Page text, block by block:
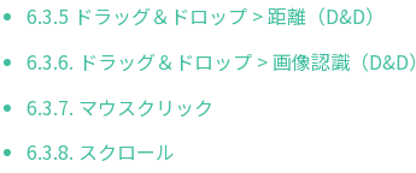
6.3.5 ドラッグ＆ドロップ > 距離（D&D）
6.3.6. ドラッグ＆ドロップ > 画像認識（D&D）
6.3.7. マウスクリック
6.3.8. スクロール